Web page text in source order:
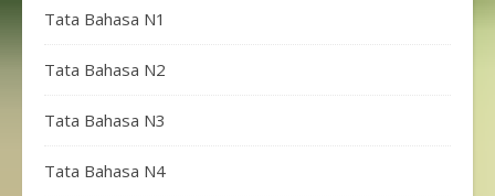
Tata Bahasa N1
Tata Bahasa N2
Tata Bahasa N3
Tata Bahasa N4